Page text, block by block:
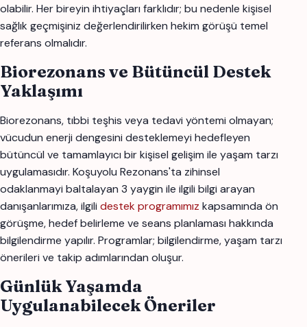
olabilir. Her bireyin ihtiyaçları farklıdır; bu nedenle kişisel
sağlık geçmişiniz değerlendirilirken hekim görüşü temel
referans olmalıdır.
Biorezonans ve Bütüncül Destek
Yaklaşımı
Biorezonans, tıbbi teşhis veya tedavi yöntemi olmayan;
vücudun enerji dengesini desteklemeyi hedefleyen
bütüncül ve tamamlayıcı bir kişisel gelişim ile yaşam tarzı
uygulamasıdır. Koşuyolu Rezonans'ta zihinsel
odaklanmayi baltalayan 3 yaygin ile ilgili bilgi arayan
danışanlarımıza, ilgili destek programımız kapsamında ön
görüşme, hedef belirleme ve seans planlaması hakkında
bilgilendirme yapılır. Programlar; bilgilendirme, yaşam tarzı
önerileri ve takip adımlarından oluşur.
Günlük Yaşamda
Uygulanabilecek Öneriler